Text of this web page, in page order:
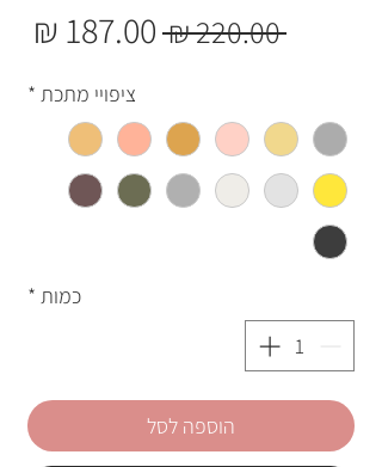
‏220.00 ‏₪ מחיר רגיל
ציפויי מתכת *
כמות *
הוספה לסל